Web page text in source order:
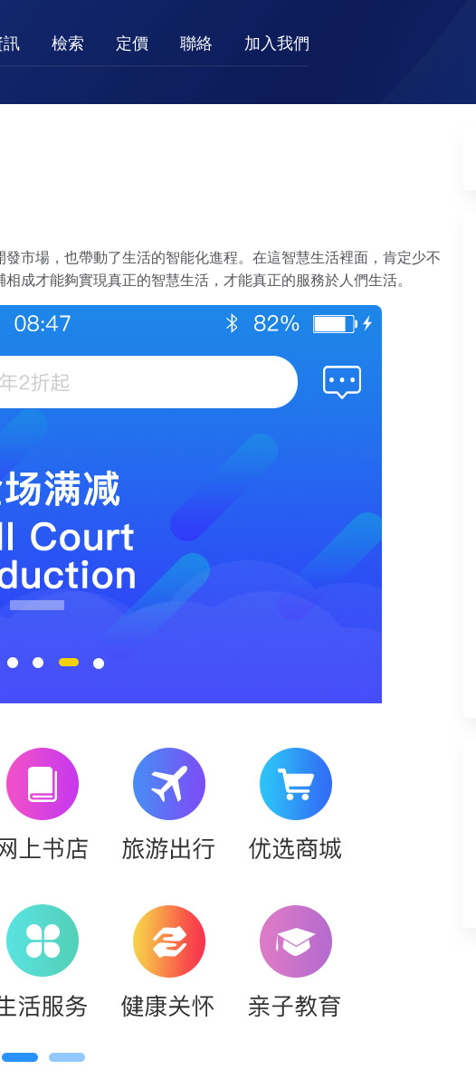
訊 檢索 定價 聯絡 加入我們
市場，也帶動了生活的智能化進程。在這智慧生活裡面，肯定少不
成才能夠實現真正的智慧生活，才能真正的服務於人們生活。